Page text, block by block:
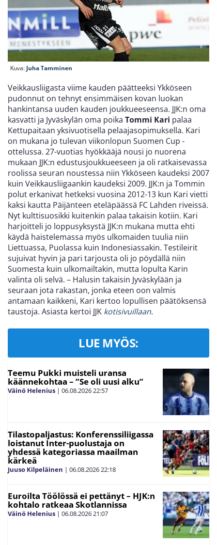
Kuva: Juha Tamminen
Veikkausliigasta viime kauden päätteeksi Ykköseen
pudonnut on tehnyt ensimmäisen kovan luokan
hankintansa uuden kauden joukkueeseensa. JJK:n oma
kasvatti ja Jyväskylän oma poika Tommi Kari palaa
Kettupaitaan yksivuotisella pelaajasopimuksella. Kari
on mukana jo tulevan viikonlopun Suomen Cup -
ottelussa. 27-vuotias hyökkääjä nousi jo nuorena
mukaan JJK:n edustusjoukkueeseen ja oli ratkaisevassa
roolissa seuran noustessa niin Ykköseen kaudeksi 2007
kuin Veikkausliigaankin kaudeksi 2009. JJK:n ja Tommin
polut erkanivat hetkeksi vuosina 2012-13 kun Kari vietti
kaksi kautta Päijänteen eteläpäässä FC Lahden riveissä.
Nyt kulttisuosikki kuitenkin palaa takaisin kotiin. Kari
harjoitteli jo loppusyksystä JJK:n mukana mutta ehti
käydä haistelemassa myös ulkomaiden tuulia niin
Liettuassa, Puolassa kuin Indonesiassakin. Testileirit
sujuivat hyvin ja pari tarjousta oli jo pöydällä niin
Suomesta kuin ulkomailtakin, mutta lopulta Karin
valinta oli selvä. – Halusin takaisin Jyväskylään ja
seuraan jota rakastan, jonka eteen oon valmis
antamaan kaikkeni, Kari kertoo lopullisen päätöksensä
taustoja. Asiasta kertoi JJK kotisivuillaan.
LUE MYÖS:
Teemu Pukki muisteli uransa
käännekohtaa – ”Se oli uusi alku”
Väinö Helenius | 06.08.202622:57
Tilastopaljastus: Konferenssiliigassa
loistanut Inter-puolustaja on
yhdessä kategoriassa maailman
kärkeä
Juuso Kilpeläinen | 06.08.202622:18
Euroilta Töölössä ei pettänyt – HJK:n
kohtalo ratkeaa Skotlannissa
Väinö Helenius | 06.08.202621:07